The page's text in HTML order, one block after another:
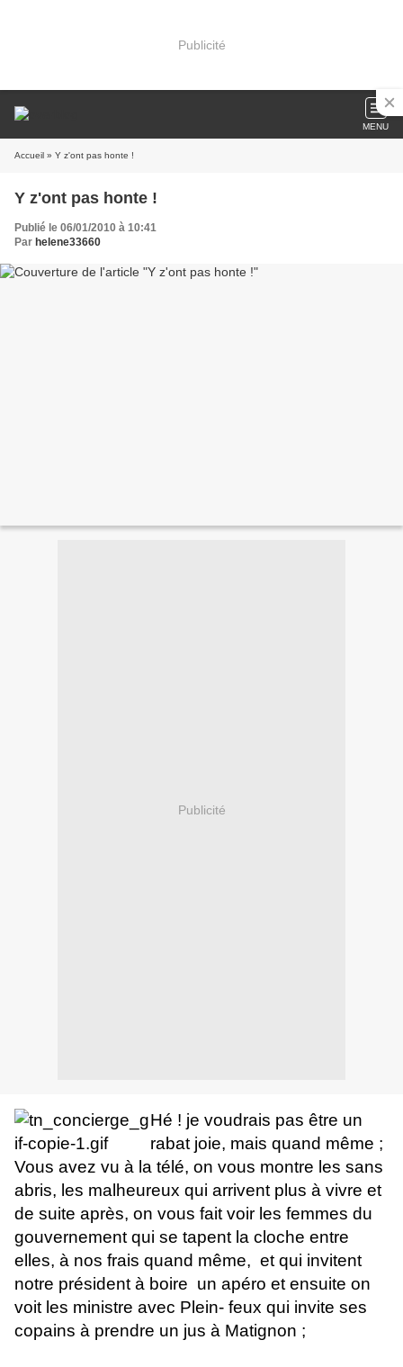
Publicité
MENU
Accueil » Y z'ont pas honte !
Y z'ont pas honte !
Publié le 06/01/2010 à 10:41
Par helene33660
Publicité
Hé ! je voudrais pas être un
rabat joie, mais quand même ;
Vous avez vu à la télé, on vous montre les sans
abris, les malheureux qui arrivent plus à vivre et
de suite après, on vous fait voir les femmes du
gouvernement qui se tapent la cloche entre
elles, à nos frais quand même, et qui invitent
notre président à boire un apéro et ensuite on
voit les ministre avec Plein- feux qui invite ses
copains à prendre un jus à Matignon ;